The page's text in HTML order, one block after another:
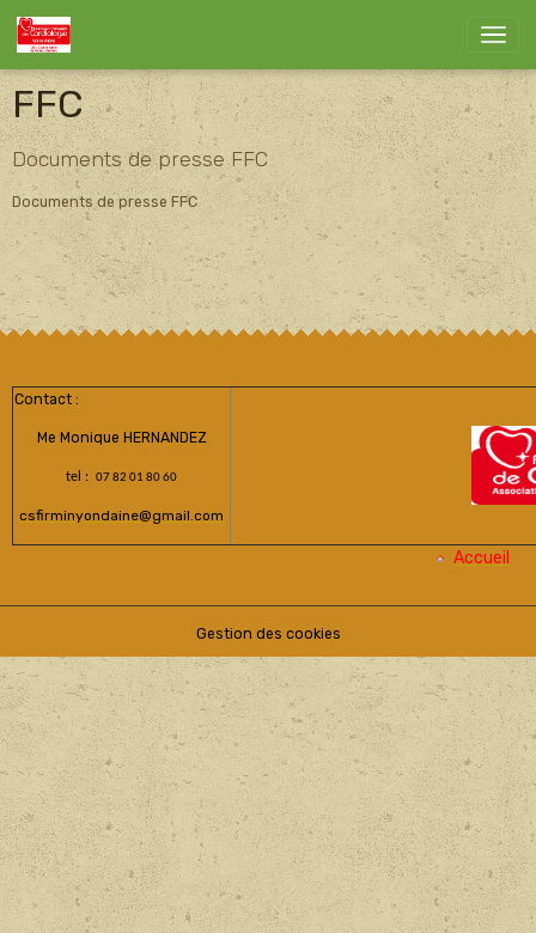
FFC
Documents de presse FFC
Documents de presse FFC
Contact :
Me Monique HERNANDEZ
tel : 07 82 01 80 60
csfirminyondaine@gmail.com
Accueil
Gestion des cookies